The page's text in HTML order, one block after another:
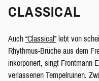
CLASSICAL
Auch “Classical” lebt von
Rhythmus-Brüche aus dem
inkorporiert, singt Frontmann
verlassenen Tempelruinen.